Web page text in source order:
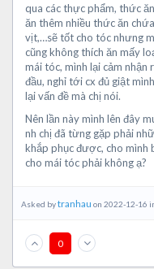
qua các thực phẩm, thức
ăn thêm nhiều thức ăn
vịt,…sẽ tốt cho tóc nhưng
cũng không thích ăn mấy
mái tóc, mình lại cảm nhận
đầu, nghỉ tới cx đủ giật
lại vấn đề mà chị nói.
Nên lần này mình lên đây
nh chị đã từng gặp phải
khắp phục được, cho
cho mái tóc phải không ạ?
Asked bytranhau on 2022-12-16
0